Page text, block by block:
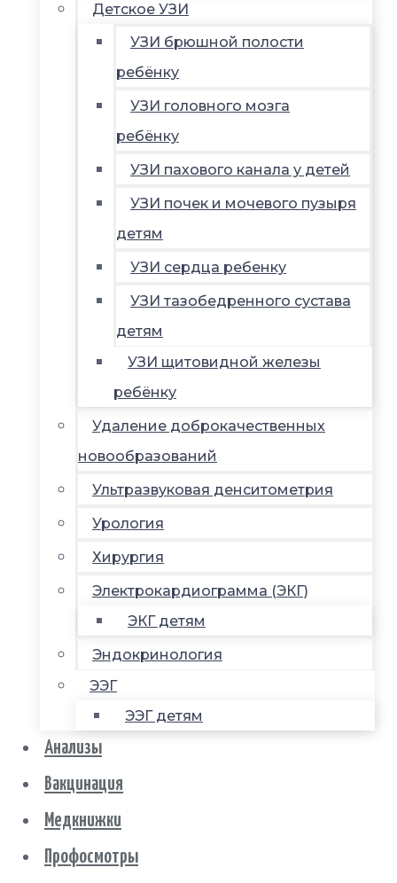
Детское УЗИ
УЗИ брюшной полости
ребёнку
УЗИ головного мозга
ребёнку
УЗИ пахового канала у детей
УЗИ почек и мочевого пузыря
детям
УЗИ сердца ребенку
УЗИ тазобедренного сустава
детям
УЗИ щитовидной железы
ребёнку
Удаление доброкачественных
новообразований
Ультразвуковая денситометрия
Урология
Хирургия
Электрокардиограмма (ЭКГ)
ЭКГ детям
Эндокринология
ЭЭГ
ЭЭГ детям
Анализы
Вакцинация
Медкнижки
Профосмотры